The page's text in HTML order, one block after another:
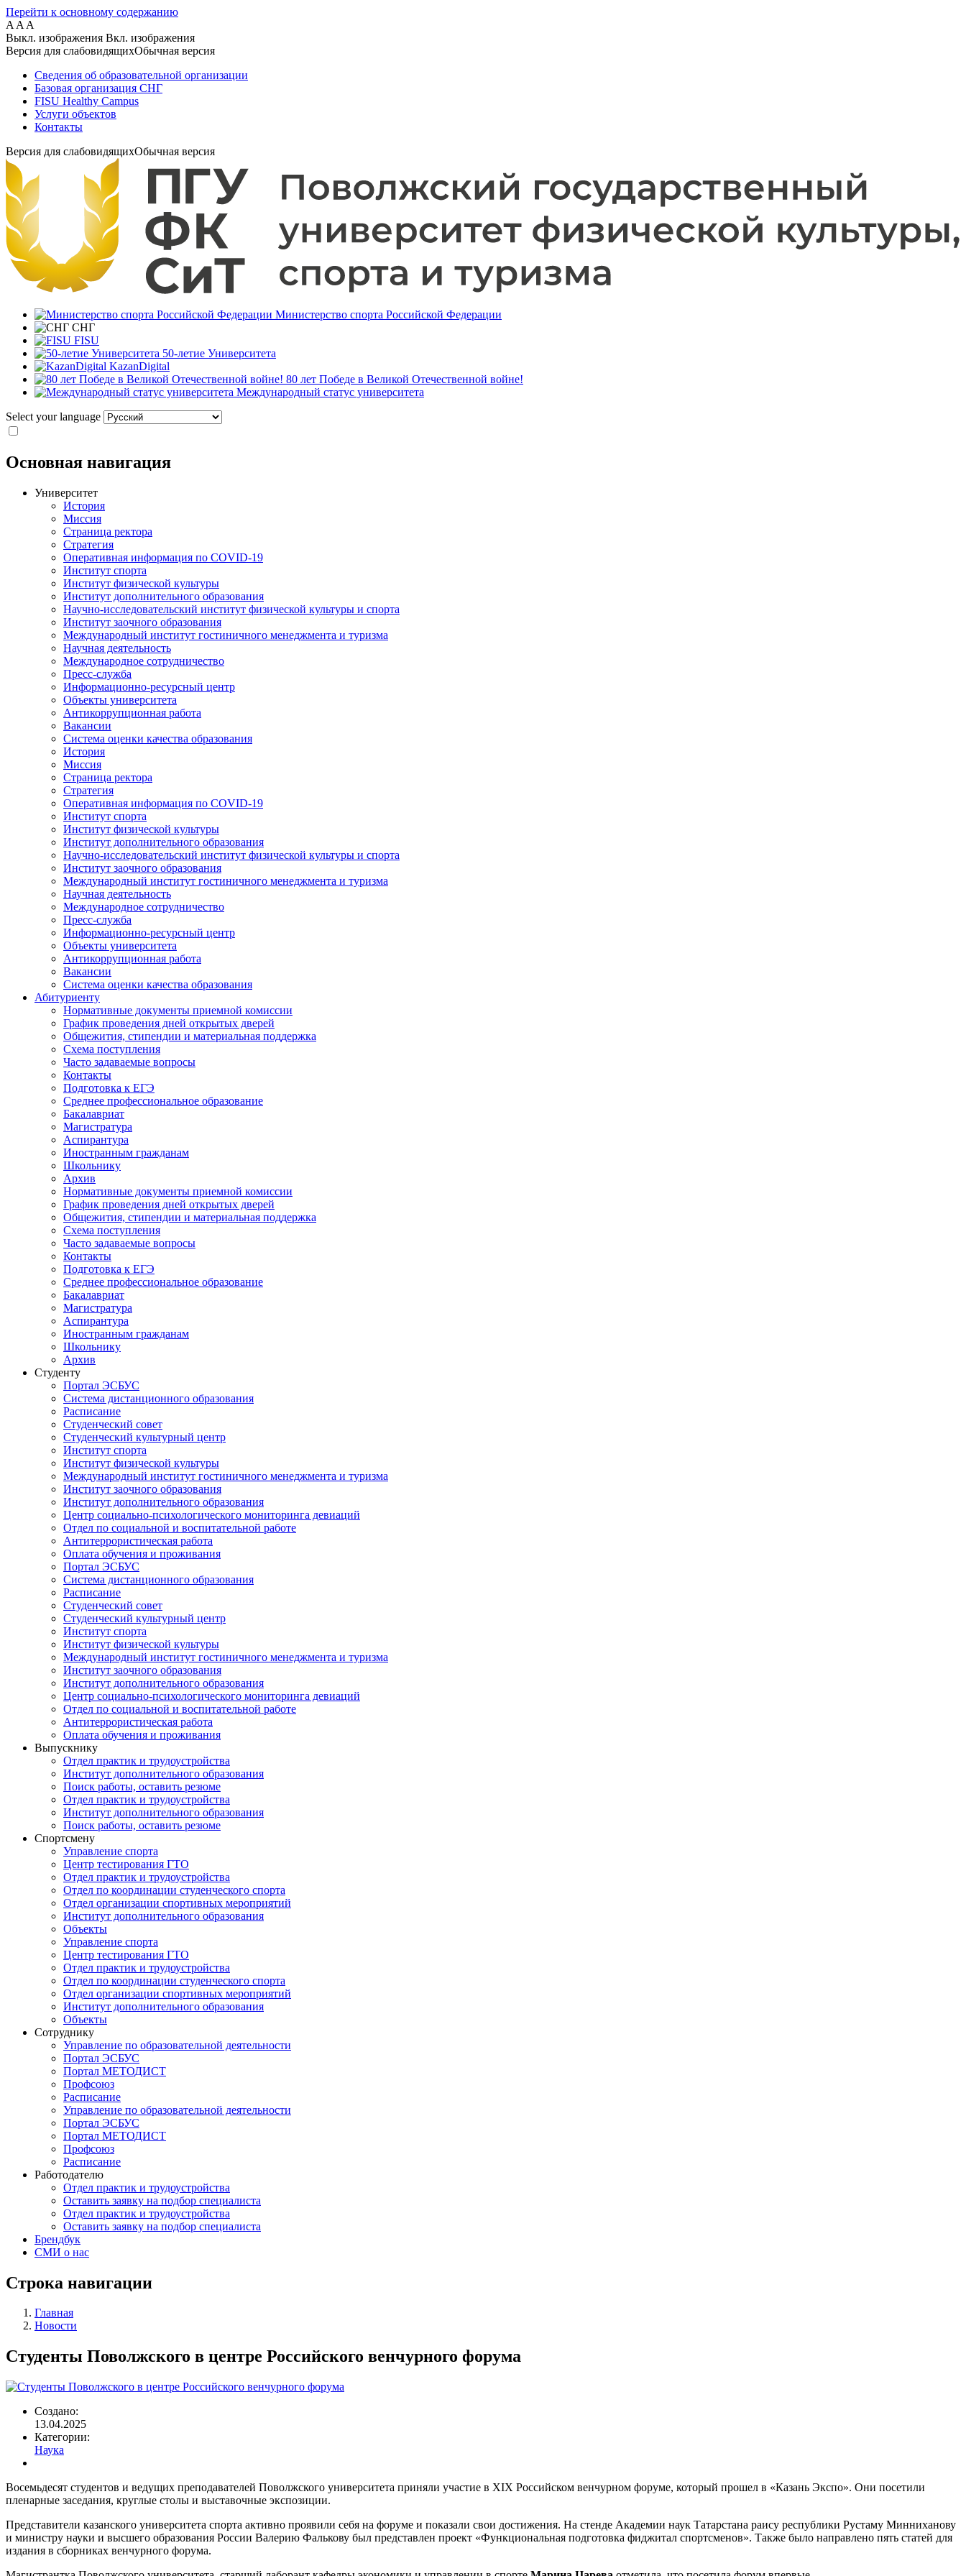
Перейти к основному содержанию
A A A
Выкл. изображения Вкл. изображения
Версия для слабовидящихОбычная версия
Сведения об образовательной организации
Базовая организация СНГ
FISU Healthy Campus
Услуги объектов
Контакты
Версия для слабовидящихОбычная версия
Министерство спорта Российской Федерации
СНГ
FISU
50-летие Университета
KazanDigital
80 лет Победе в Великой Отечественной войне!
Международный статус университета
Select your language
Основная навигация
Университет
История
Миссия
Страница ректора
Стратегия
Оперативная информация по COVID-19
Институт спорта
Институт физической культуры
Институт дополнительного образования
Научно-исследовательский институт физической культуры и спорта
Институт заочного образования
Международный институт гостиничного менеджмента и туризма
Научная деятельность
Международное сотрудничество
Пресс-служба
Информационно-ресурсный центр
Объекты университета
Антикоррупционная работа
Вакансии
Система оценки качества образования
История
Миссия
Страница ректора
Стратегия
Оперативная информация по COVID-19
Институт спорта
Институт физической культуры
Институт дополнительного образования
Научно-исследовательский институт физической культуры и спорта
Институт заочного образования
Международный институт гостиничного менеджмента и туризма
Научная деятельность
Международное сотрудничество
Пресс-служба
Информационно-ресурсный центр
Объекты университета
Антикоррупционная работа
Вакансии
Система оценки качества образования
Абитуриенту
Нормативные документы приемной комиссии
График проведения дней открытых дверей
Общежития, стипендии и материальная поддержка
Схема поступления
Часто задаваемые вопросы
Контакты
Подготовка к ЕГЭ
Среднее профессиональное образование
Бакалавриат
Магистратура
Аспирантура
Иностранным гражданам
Школьнику
Архив
Нормативные документы приемной комиссии
График проведения дней открытых дверей
Общежития, стипендии и материальная поддержка
Схема поступления
Часто задаваемые вопросы
Контакты
Подготовка к ЕГЭ
Среднее профессиональное образование
Бакалавриат
Магистратура
Аспирантура
Иностранным гражданам
Школьнику
Архив
Студенту
Портал ЭСБУС
Система дистанционного образования
Расписание
Студенческий совет
Студенческий культурный центр
Институт спорта
Институт физической культуры
Международный институт гостиничного менеджмента и туризма
Институт заочного образования
Институт дополнительного образования
Центр социально-психологического мониторинга девиаций
Отдел по социальной и воспитательной работе
Антитеррористическая работа
Оплата обучения и проживания
Портал ЭСБУС
Система дистанционного образования
Расписание
Студенческий совет
Студенческий культурный центр
Институт спорта
Институт физической культуры
Международный институт гостиничного менеджмента и туризма
Институт заочного образования
Институт дополнительного образования
Центр социально-психологического мониторинга девиаций
Отдел по социальной и воспитательной работе
Антитеррористическая работа
Оплата обучения и проживания
Выпускнику
Отдел практик и трудоустройства
Институт дополнительного образования
Поиск работы, оставить резюме
Отдел практик и трудоустройства
Институт дополнительного образования
Поиск работы, оставить резюме
Спортсмену
Управление спорта
Центр тестирования ГТО
Отдел практик и трудоустройства
Отдел по координации студенческого спорта
Отдел организации спортивных мероприятий
Институт дополнительного образования
Объекты
Управление спорта
Центр тестирования ГТО
Отдел практик и трудоустройства
Отдел по координации студенческого спорта
Отдел организации спортивных мероприятий
Институт дополнительного образования
Объекты
Сотруднику
Управление по образовательной деятельности
Портал ЭСБУС
Портал МЕТОДИСТ
Профсоюз
Расписание
Управление по образовательной деятельности
Портал ЭСБУС
Портал МЕТОДИСТ
Профсоюз
Расписание
Работодателю
Отдел практик и трудоустройства
Оставить заявку на подбор специалиста
Отдел практик и трудоустройства
Оставить заявку на подбор специалиста
Брендбук
СМИ о нас
Строка навигации
Главная
Новости
Студенты Поволжского в центре Российского венчурного форума
Создано:
13.04.2025
Категории:
Наука
Восемьдесят студентов и ведущих преподавателей Поволжского университета приняли участие в XIX Российском венчурном форуме, который прошел в «Казань Экспо». Они посетили
пленарные заседания, круглые столы и выставочные экспозиции.
Представители казанского университета спорта активно проявили себя на форуме и показали свои достижения. На стенде Академии наук Татарстана раису республики Рустаму Минниханову
и министру науки и высшего образования России Валерию Фалькову был представлен проект «Функциональная подготовка фиджитал спортсменов». Также было направлено пять статей для
издания в сборниках венчурного форума.